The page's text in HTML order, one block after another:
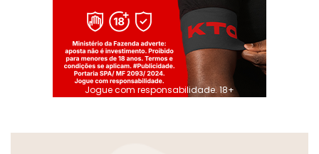
Jogue com responsabilidade. 18+